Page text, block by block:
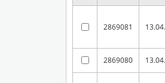
2869081
2869080